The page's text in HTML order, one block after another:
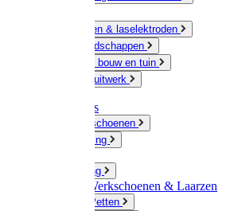
Slijpschijven & laselektroden
Handgereedschappen
IJzerwaren bouw en tuin
Hang en sluitwerk
Disposables
Werkhandschoenen
Regenkleding
Werkkleding
Wandel-/ Werkschoenen & Laarzen
Hoeden / Petten